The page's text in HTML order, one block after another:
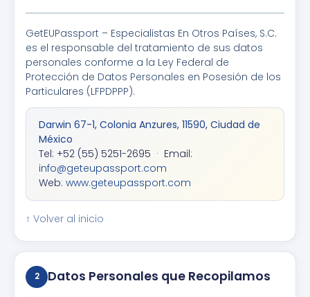
GetEUPassport – Especialistas En Otros Países, S.C.
es el responsable del tratamiento de sus datos
personales conforme a la Ley Federal de
Protección de Datos Personales en Posesión de los
Particulares (LFPDPPP).
Darwin 67-1, Colonia Anzures, 11590, Ciudad de
México
Tel: +52 (55) 5251-2695 · Email:
info@geteupassport.com
Web: www.geteupassport.com
↑ Volver al inicio
2 Datos Personales que Recopilamos